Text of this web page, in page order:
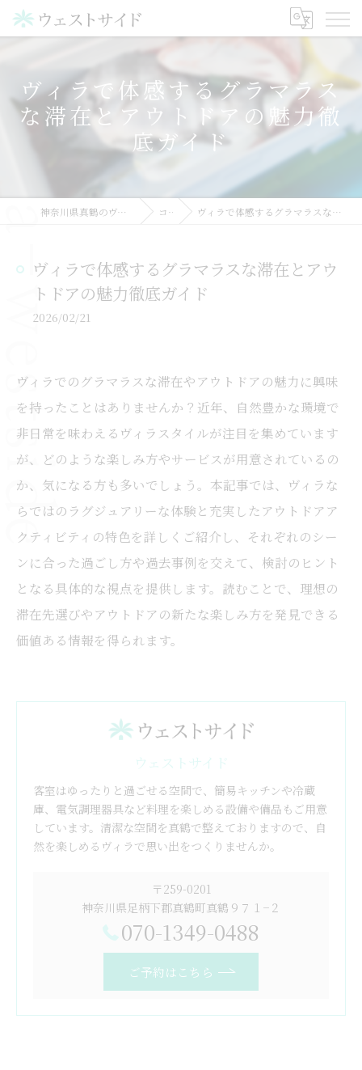
ヴィラで体感するグラマラス
な滞在とアウトドアの魅力徹
底ガイド
神奈川県真鶴のヴィラならウェストサイド コラム ヴィラで体感するグラマラスな滞在とアウトドアの魅力徹底ガイド
ヴィラで体感するグラマラスな滞在とアウ
トドアの魅力徹底ガイド
2026/02/21
ヴィラでのグラマラスな滞在やアウトドアの魅力に興味
を持ったことはありませんか？近年、自然豊かな環境で
非日常を味わえるヴィラスタイルが注目を集めています
が、どのような楽しみ方やサービスが用意されているの
か、気になる方も多いでしょう。本記事では、ヴィラな
らではのラグジュアリーな体験と充実したアウトドアア
クティビティの特色を詳しくご紹介し、それぞれのシー
ンに合った過ごし方や過去事例を交えて、検討のヒント
となる具体的な視点を提供します。読むことで、理想の
滞在先選びやアウトドアの新たな楽しみ方を発見できる
価値ある情報を得られます。
ウェストサイド
客室はゆったりと過ごせる空間で、簡易キッチンや冷蔵
庫、電気調理器具など料理を楽しめる設備や備品もご用意
しています。清潔な空間を真鶴で整えておりますので、自
然を楽しめるヴィラで思い出をつくりませんか。
〒259-0201
神奈川県足柄下郡真鶴町真鶴９７１−２
070-1349-0488
ご予約はこちら